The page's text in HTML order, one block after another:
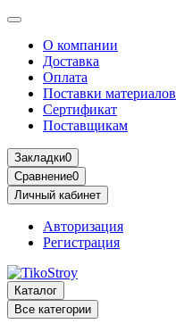
О компании
Доставка
Оплата
Поставки материалов
Сертификат
Поставщикам
Закладки0
Сравнение0
Личный кабинет
Авторизация
Регистрация
Каталог
Все категории